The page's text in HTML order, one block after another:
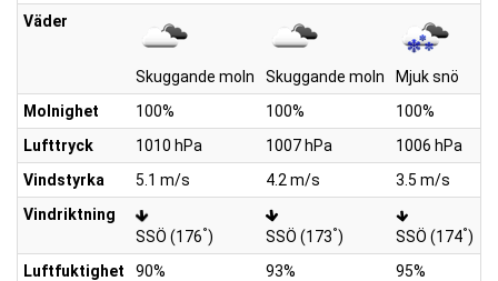
Väder
Skuggande moln Skuggande moln Mjuk snö
Molnighet
100% 100% 100%
Lufttryck
1010 hPa 1007 hPa 1006 hPa
Vindstyrka
5.1 m/s 4.2 m/s 3.5 m/s
Vindriktning
SSÖ (176°) SSÖ (173°) SSÖ (174°)
Luftfuktighet
90% 93% 95%